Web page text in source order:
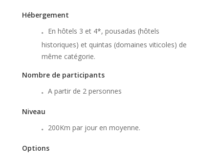
Hébergement
En hôtels 3 et 4*, pousadas (hôtels
historiques) et quintas (domaines viticoles) de
même catégorie.
Nombre de participants
A partir de 2 personnes
Niveau
200Km par jour en moyenne.
Options